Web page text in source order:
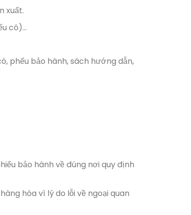
xuất.
có)…
phếu bảo hành, sách hướng dẫn,
bảo hành về đúng nơi quy định
hóa vì lý do lỗi về ngoại quan